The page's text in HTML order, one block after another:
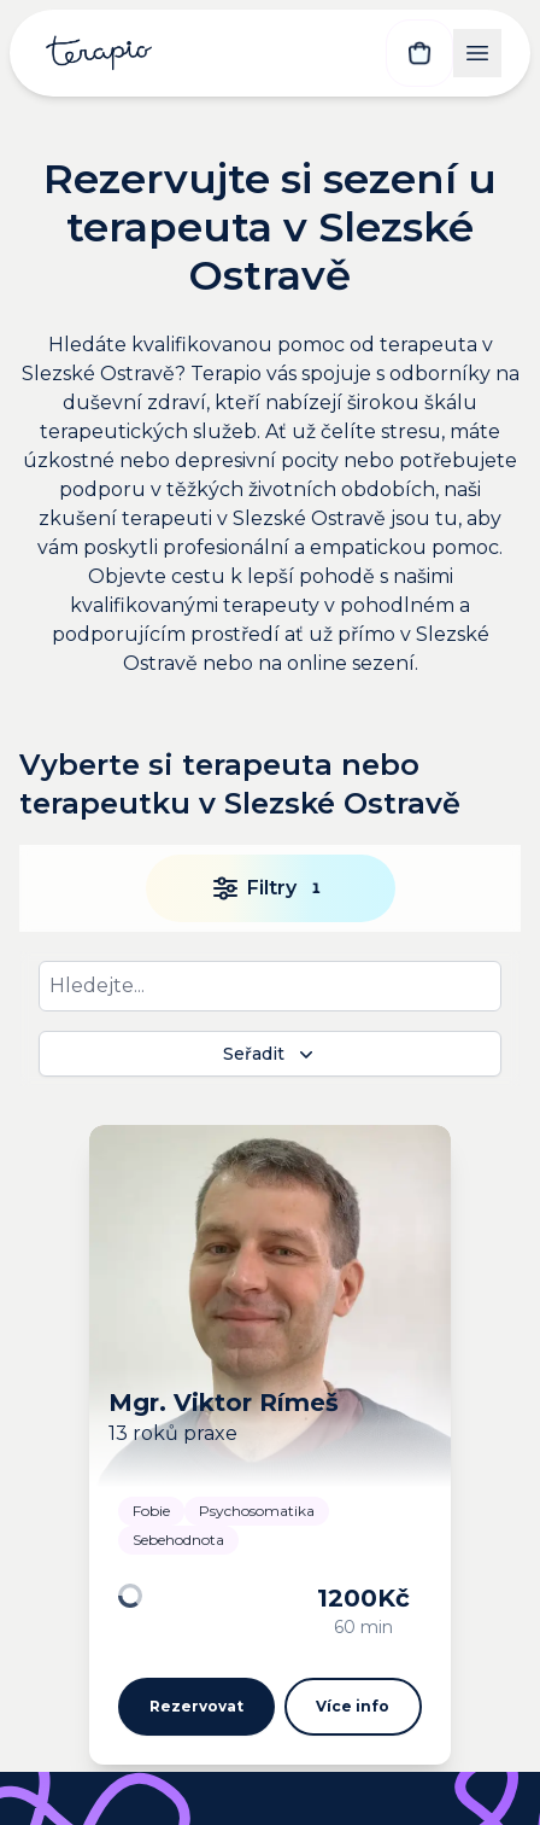
Rezervujte si sezení u
terapeuta v Slezské
Ostravě
Hledáte kvalifikovanou pomoc od terapeuta v
Slezské Ostravě? Terapio vás spojuje s odborníky na
duševní zdraví, kteří nabízejí širokou škálu
terapeutických služeb. Ať už čelíte stresu, máte
úzkostné nebo depresivní pocity nebo potřebujete
podporu v těžkých životních obdobích, naši
zkušení terapeuti v Slezské Ostravě jsou tu, aby
vám poskytli profesionální a empatickou pomoc.
Objevte cestu k lepší pohodě s našimi
kvalifikovanými terapeuty v pohodlném a
podporujícím prostředí ať už přímo v Slezské
Ostravě nebo na online sezení.
Vyberte si terapeuta nebo
terapeutku v Slezské Ostravě
Filtry 1
Seřadit
Mgr. Viktor Rímeš
13 roků praxe
Fobie
Psychosomatika
Sebehodnota
1200Kč
60 min
Rezervovat Více info